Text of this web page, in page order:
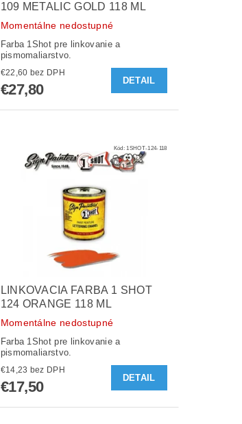
109 METALIC GOLD 118 ML
Momentálne nedostupné
Farba 1Shot pre linkovanie a
pismomaliarstvo.
€22,60 bez DPH
€27,80
DETAIL
Kód:1SHOT-124-118
LINKOVACIA FARBA 1 SHOT
124 ORANGE 118 ML
Momentálne nedostupné
Farba 1Shot pre linkovanie a
pismomaliarstvo.
€14,23 bez DPH
€17,50
DETAIL